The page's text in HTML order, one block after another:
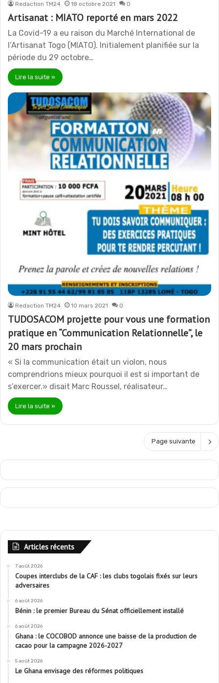
Redaction TM24 18 octobre 2021 0
Artisanat : MIATO reporté en mars 2022
La Covid-19 a eu raison du Marché International de
l’Artisanat Togo (MIATO). Initialement planifiée sur la
période du 29 octobre…
Lire la suite »
Redaction TM24 10 mars 2021 0
TUDOSACOM projette pour vous une formation
pratique en “Communication Relationnelle”, le
20 mars prochain
« Si la communication était un violon, nous
comprendrions mieux pourquoi il est si important de
s’exercer.» disait Marc Roussel, réalisateur…
Lire la suite »
Page suivante
Articles récents
7 août 2026
Coupes interclubs de la CAF : les clubs togolais fixés sur leurs
adversaires
6 août 2026
Bénin : le premier Bureau du Sénat officiellement installé
6 août 2026
Ghana : le COCOBOD annonce une baisse de la production de
cacao pour la campagne 2026-2027
5 août 2026
Le Ghana envisage des réformes politiques